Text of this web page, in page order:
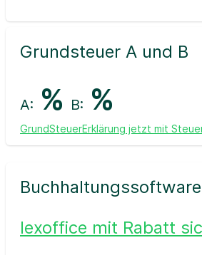
Grundsteuer A und B
A: % B: %
GrundSteuerErklärung jetzt mit
Buchhaltungssoftware
lexoffice mit Rabatt